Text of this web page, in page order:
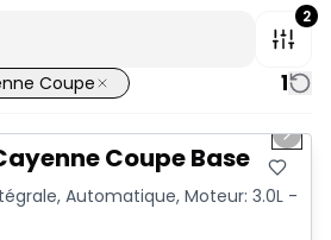
2
Coupe 1
Next
Coupe Base
Automatique, Moteur: 3.0L -